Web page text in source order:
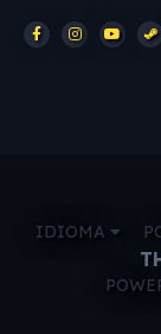
IDIOMA